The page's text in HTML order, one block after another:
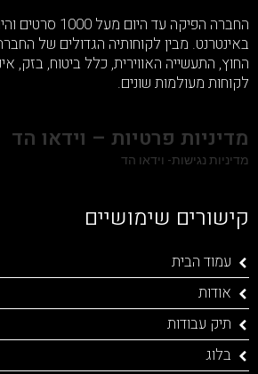
החברה הפיקה עד
באינטרנט. מבין לקוחותיה הגדולים של
לקוחות מעולמות שונים.
מדיניות פרטיות – וידאו הד
מדיניות נגישות- וידאו הד
קישורים שימושיים
עמוד הבית
אודות
תיק עבודות
בלוג